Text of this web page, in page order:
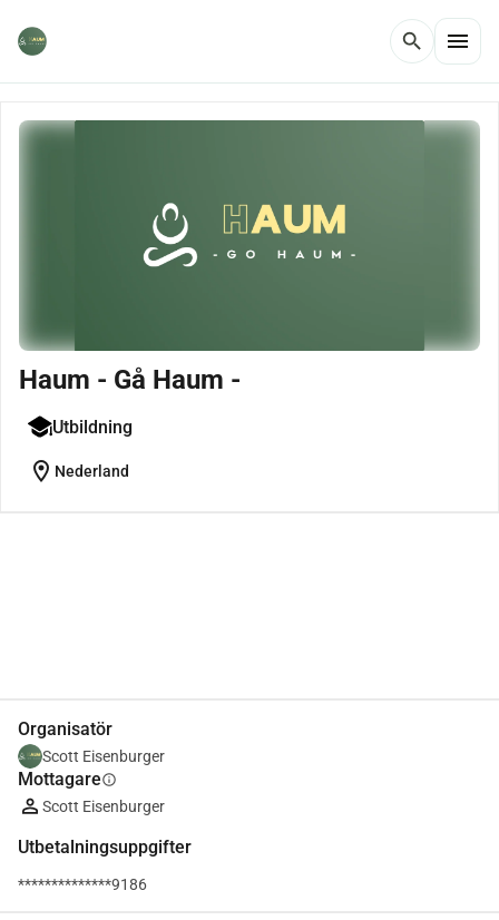
search menu
Haum - Gå Haum -
Utbildning
location_on Nederland
Organisatör
Scott Eisenburger
Mottagareinfo
Scott Eisenburger
Utbetalningsuppgifter
**************9186